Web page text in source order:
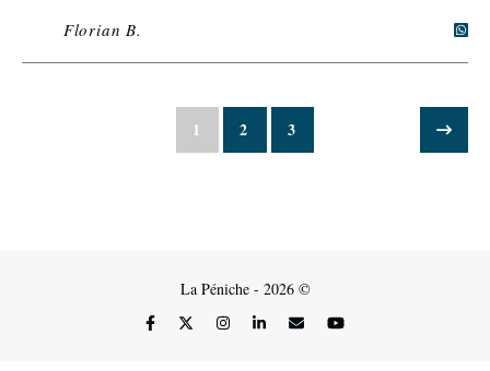
Florian B.
1 2 3
La Péniche - 2026 ©